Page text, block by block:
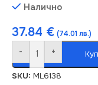
Налично
37.84 € (74.01 лв.)
- +
SKU: ML6138